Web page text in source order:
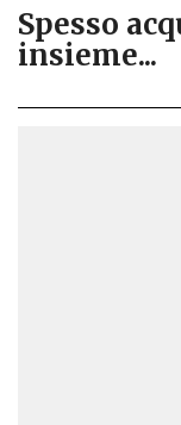
Spesso
insieme...